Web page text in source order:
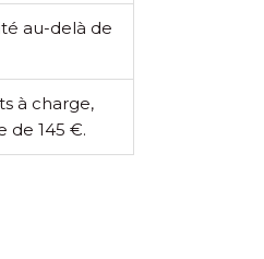
au-delà de
à charge,
de 145 €.